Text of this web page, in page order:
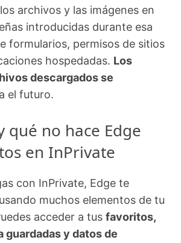
archivos y las imágenes en
introducidas durante esa
formularios, permisos de sitios
hospedadas. Los
descargados se
el futuro.
qué no hace Edge
en InPrivate
con InPrivate, Edge te
muchos elementos de tu
acceder a tus favoritos,
guardadas y datos de